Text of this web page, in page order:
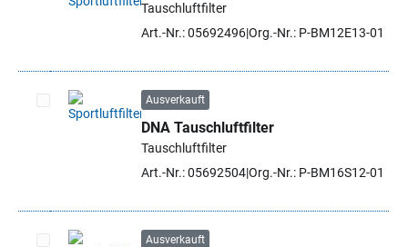
Artikel auswählen
Tauschluftfilter
Art.-Nr.: 05692496Org.-Nr.: P-BM12E13-01
Artikel auswählen
Ausverkauft
DNA Tauschluftfilter
Tauschluftfilter
Art.-Nr.: 05692504Org.-Nr.: P-BM16S12-01
Ausverkauft